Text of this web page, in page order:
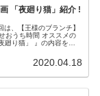
「夜廻り猫」紹介 !
、【王様のブランチ】
おうち時間 オススメの
廻り猫」 』の内容をお
2020.04.18